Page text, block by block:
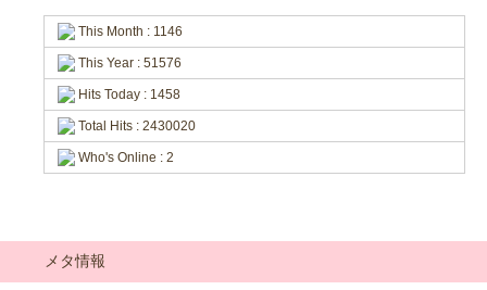
This Month : 1146
This Year : 51576
Hits Today : 1458
Total Hits : 2430020
Who's Online : 2
メタ情報